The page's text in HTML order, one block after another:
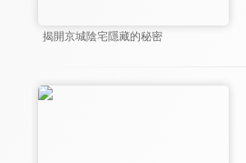
揭開京城陰宅隱藏的秘密